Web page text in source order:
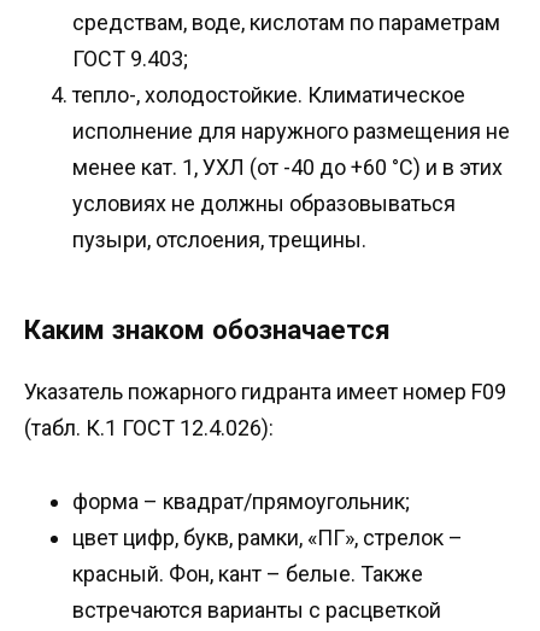
средствам, воде, кислотам по параметрам
ГОСТ 9.403;
тепло-, холодостойкие. Климатическое
исполнение для наружного размещения не
менее кат. 1, УХЛ (от -40 до +60 °C) и в этих
условиях не должны образовываться
пузыри, отслоения, трещины.
Каким знаком обозначается
Указатель пожарного гидранта имеет номер F09
(табл. К.1 ГОСТ 12.4.026):
форма – квадрат/прямоугольник;
цвет цифр, букв, рамки, «ПГ», стрелок –
красный. Фон, кант – белые. Также
встречаются варианты с расцветкой